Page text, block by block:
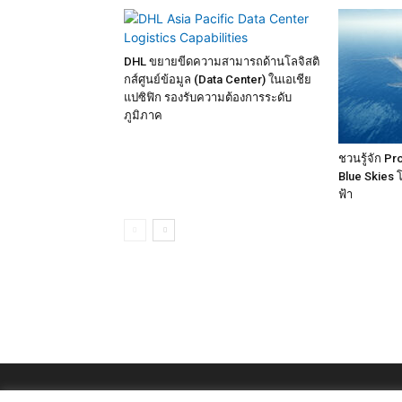
DHL ขยายขีดความสามารถด้านโลจิสติ
กส์ศูนย์ข้อมูล (Data Center) ในเอเชีย
แปซิฟิก รองรับความต้องการระดับ
ภูมิภาค
ชวนรู้จัก
Blue Skies
ฟ้า